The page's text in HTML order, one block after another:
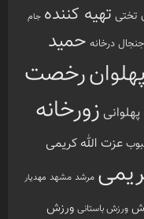
تختی تهیه کننده جام
جنجال درخانه حمید
رخصت
زورخانه
عزت الله کریمی
مرشد مشهد مهدیار
ورزش باستانی ورزش